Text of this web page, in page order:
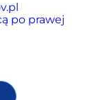
po prawej